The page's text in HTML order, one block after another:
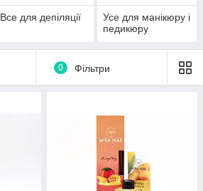
Все для депіляції
Усе для манікюру і
педикюру
0 Фільтри